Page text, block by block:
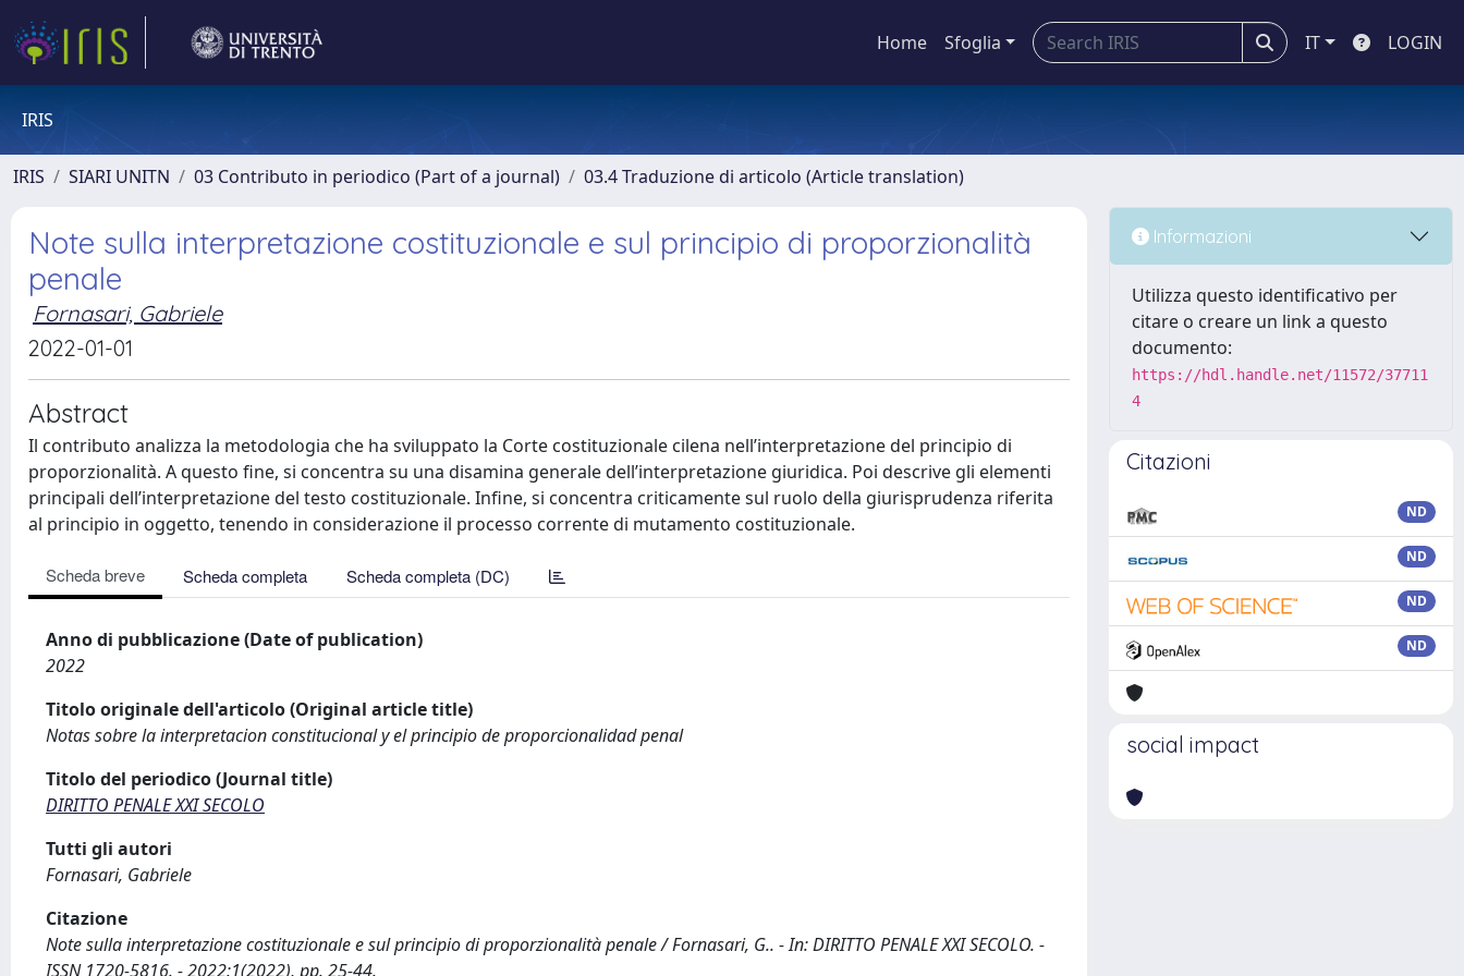
Home Sfoglia IT LOGIN
IRIS
IRIS SIARI UNITN 03 Contributo in periodico (Part of a journal) 03.4 Traduzione di articolo (Article translation)
Note sulla interpretazione costituzionale e sul principio di proporzionalità
penale
Fornasari, Gabriele
2022-01-01
Abstract
Il contributo analizza la metodologia che ha sviluppato la Corte costituzionale cilena nell’interpretazione del principio di
proporzionalità. A questo fine, si concentra su una disamina generale dell’interpretazione giuridica. Poi descrive gli elementi
principali dell’interpretazione del testo costituzionale. Infine, si concentra criticamente sul ruolo della giurisprudenza riferita
al principio in oggetto, tenendo in considerazione il processo corrente di mutamento costituzionale.
Scheda breve Scheda completa Scheda completa (DC)
Anno di pubblicazione (Date of publication)
2022
Titolo originale dell'articolo (Original article title)
Notas sobre la interpretacion constitucional y el principio de proporcionalidad penal
Titolo del periodico (Journal title)
DIRITTO PENALE XXI SECOLO
Tutti gli autori
Fornasari, Gabriele
Citazione
Note sulla interpretazione costituzionale e sul principio di proporzionalità penale / Fornasari, G.. - In: DIRITTO PENALE XXI SECOLO. -
ISSN 1720-5816. - 2022:1(2022), pp. 25-44.
Informazioni
Utilizza questo identificativo per
citare o creare un link a questo
documento:
https://hdl.handle.net/11572/37711
4
Citazioni
ND
ND
ND
ND
social impact